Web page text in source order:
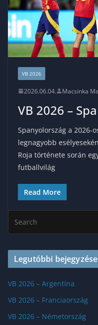
VB 2026
2026.06.04. Macsinka
VB 2026 –
Spanyolország a 2026-
legnagyobb
Roja története során
futballvilág
Read More
Legutóbbi
VB 2026 – Argentína
VB 2026 – Franciaország
VB 2026 – Németország